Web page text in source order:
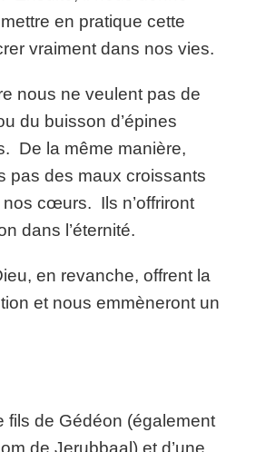
mettre en pratique cette
vraiment dans nos vies.
nous ne veulent pas de
du buisson d’épines
De la même manière,
pas des maux croissants
cœurs. Ils n’offriront
dans l’éternité.
en revanche, offrent la
et nous emmèneront un
fils de Gédéon (également
de Jerubbaal) et d’une